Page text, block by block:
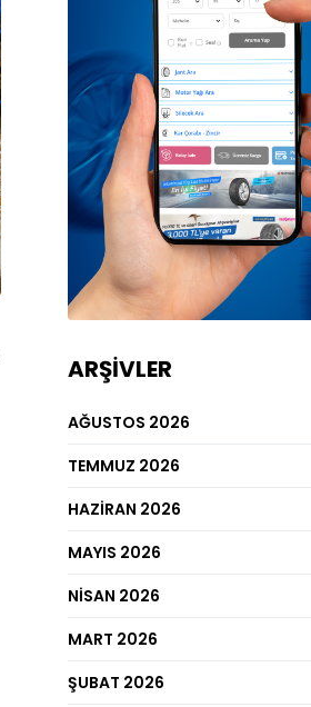
ARŞIVLER
AĞUSTOS 2026
TEMMUZ 2026
HAZIRAN 2026
MAYIS 2026
NISAN 2026
MART 2026
ŞUBAT 2026